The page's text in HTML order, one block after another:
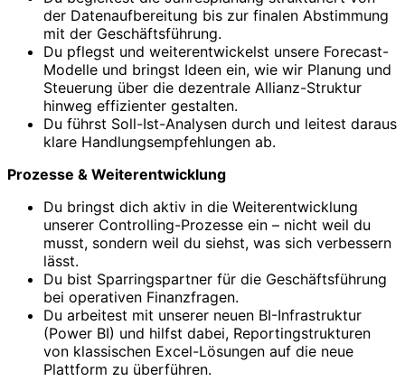
der Datenaufbereitung bis zur finalen Abstimmung
mit der Geschäftsführung.
Du pflegst und weiterentwickelst unsere Forecast-
Modelle und bringst Ideen ein, wie wir Planung und
Steuerung über die dezentrale Allianz-Struktur
hinweg effizienter gestalten.
Du führst Soll-Ist-Analysen durch und leitest daraus
klare Handlungsempfehlungen ab.
Prozesse & Weiterentwicklung
Du bringst dich aktiv in die Weiterentwicklung
unserer Controlling-Prozesse ein – nicht weil du
musst, sondern weil du siehst, was sich verbessern
lässt.
Du bist Sparringspartner für die Geschäftsführung
bei operativen Finanzfragen.
Du arbeitest mit unserer neuen BI-Infrastruktur
(Power BI) und hilfst dabei, Reportingstrukturen
von klassischen Excel-Lösungen auf die neue
Plattform zu überführen.